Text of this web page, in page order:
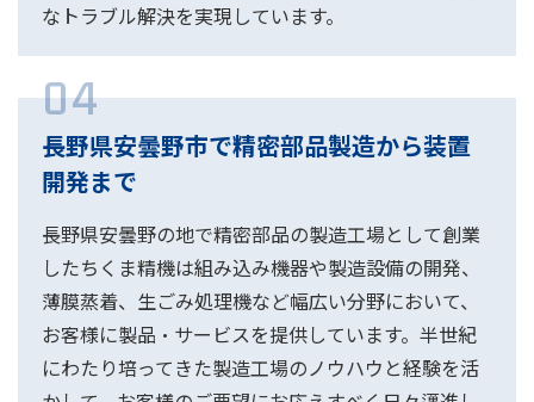
なトラブル解決を実現しています。
04
長野県安曇野市で精密部品製造から装置
開発まで
長野県安曇野の地で精密部品の製造工場として創業
したちくま精機は組み込み機器や製造設備の開発、
薄膜蒸着、生ごみ処理機など幅広い分野において、
お客様に製品・サービスを提供しています。半世紀
にわたり培ってきた製造工場のノウハウと経験を活